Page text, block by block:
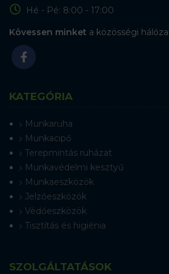
Hé - Pé: 8:00 - 17:00
Kövessen minket a közösségi
KATEGÓRIA
Munkaruha
Munkacipő
Terepmintás ruházat
Munkavédelmi kesztyű
Munkaeszközök
Jelzőeszközök
Védőeszközök
Tisztítás és higiénia
SZOLGÁLTATÁSOK